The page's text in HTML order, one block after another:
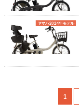
ヤマハ2024年モデル
1